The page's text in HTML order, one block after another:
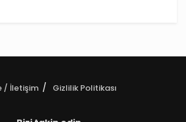
/ İletişim Gizlilik Politikası